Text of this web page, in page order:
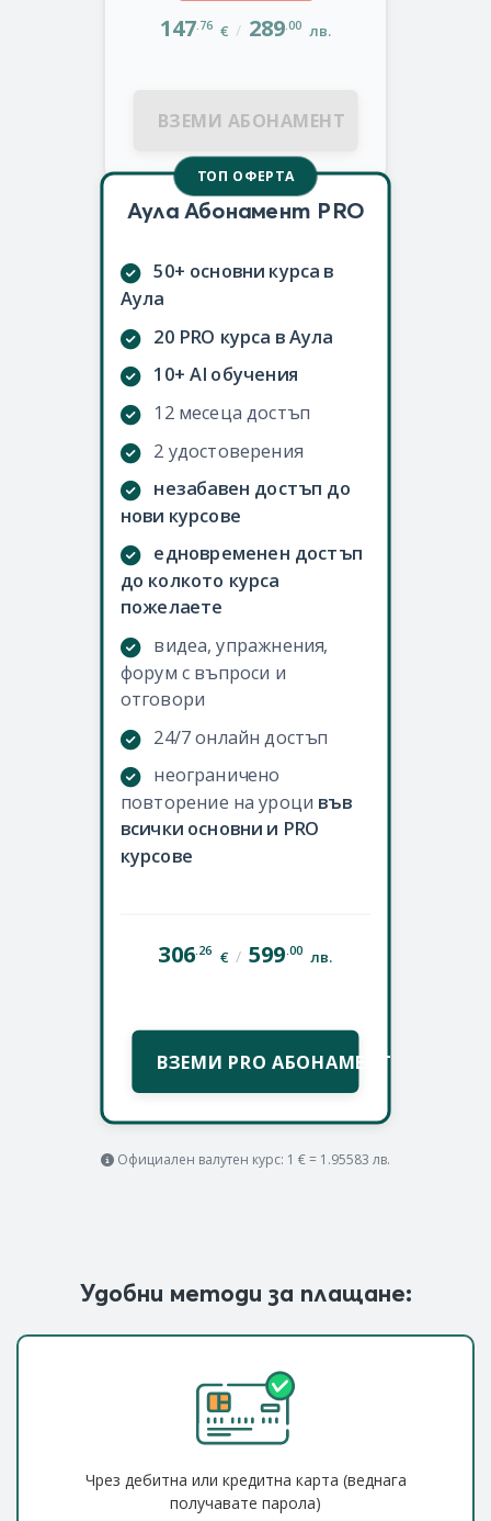
147 .76 € / 289 .00 лв.
ВЗЕМИ АБОНАМЕНТ
ТОП ОФЕРТА
Аула Абонамент PRO
50+ основни курса в
Аула
20 PRO курса в Аула
10+ AI обучения
12 месеца достъп
2 удостоверения
незабавен достъп до
нови курсове
едновременен достъп
до колкото курса
пожелаете
видеа, упражнения,
форум с въпроси и
отговори
24/7 онлайн достъп
неограничено
повторение на уроци във
всички основни и PRO
курсове
306.26 € / 599.00 лв.
ВЗЕМИ PRO АБОНАМЕНТ
Официален валутен курс: 1 € = 1.95583 лв.
Удобни методи за плащане:
Чрез дебитна или кредитна карта (веднага
получавате парола)